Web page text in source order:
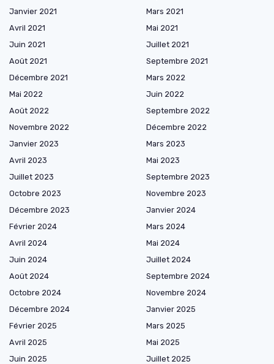
Janvier 2021
Mars 2021
Avril 2021
Mai 2021
Juin 2021
Juillet 2021
Août 2021
Septembre 2021
Décembre 2021
Mars 2022
Mai 2022
Juin 2022
Août 2022
Septembre 2022
Novembre 2022
Décembre 2022
Janvier 2023
Mars 2023
Avril 2023
Mai 2023
Juillet 2023
Septembre 2023
Octobre 2023
Novembre 2023
Décembre 2023
Janvier 2024
Février 2024
Mars 2024
Avril 2024
Mai 2024
Juin 2024
Juillet 2024
Août 2024
Septembre 2024
Octobre 2024
Novembre 2024
Décembre 2024
Janvier 2025
Février 2025
Mars 2025
Avril 2025
Mai 2025
Juin 2025
Juillet 2025